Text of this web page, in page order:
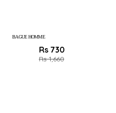
BAGUE HOMME
Rs 730
Rs 1,660